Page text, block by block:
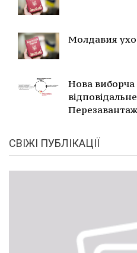
Молдавия
Нова
СВІЖІ ПУБЛІКАЦІЇ